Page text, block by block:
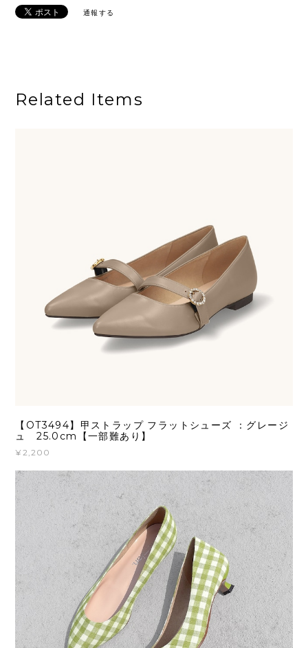
通報する
Related Items
【OT3494】甲ストラップ フラットシューズ ：グレージ
ュ 25.0cm【一部難あり】
¥2,200